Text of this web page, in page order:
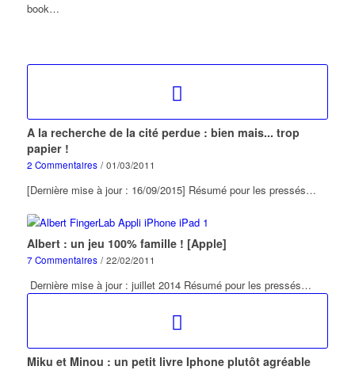
book…
A la recherche de la cité perdue : bien mais... trop
papier !
2 Commentaires / 01/03/2011
[Dernière mise à jour : 16/09/2015] Résumé pour les pressés…
Albert : un jeu 100% famille ! [Apple]
7 Commentaires / 22/02/2011
Dernière mise à jour : juillet 2014 Résumé pour les pressés…
Miku et Minou : un petit livre Iphone plutôt agréable